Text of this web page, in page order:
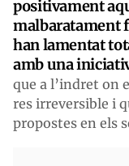
positivament
malbaratament
han lamentat
amb una
que a l’indret on
res irreversible i
propostes en els